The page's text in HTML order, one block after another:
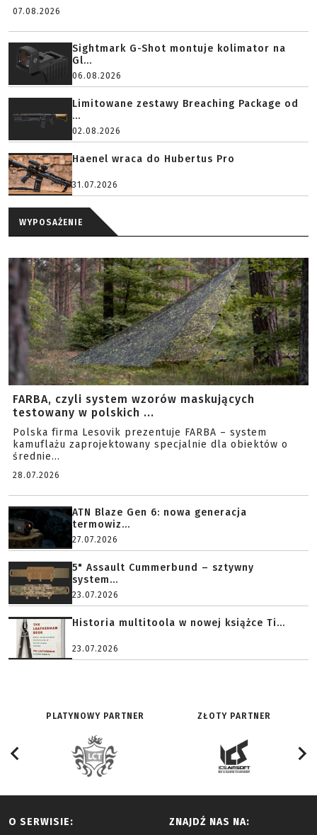
07.08.2026
Sightmark G-Shot montuje kolimator na
Gl...
06.08.2026
Limitowane zestawy Breaching Package od
...
02.08.2026
Haenel wraca do Hubertus Pro
31.07.2026
WYPOSAŻENIE
FARBA, czyli system wzorów maskujących
testowany w polskich ...
Polska firma Lesovik prezentuje FARBA – system
kamuflażu zaprojektowany specjalnie dla obiektów o
średnie...
28.07.2026
ATN Blaze Gen 6: nowa generacja
termowiz...
27.07.2026
5" Assault Cummerbund – sztywny
system...
23.07.2026
Historia multitoola w nowej książce Ti...
23.07.2026
PLATYNOWY PARTNER ZŁOTY PARTNER
O SERWISIE: ZNAJDŹ NAS NA: